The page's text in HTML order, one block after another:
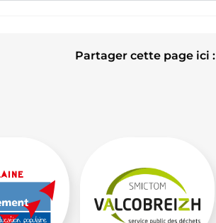
Partager cette page ici :